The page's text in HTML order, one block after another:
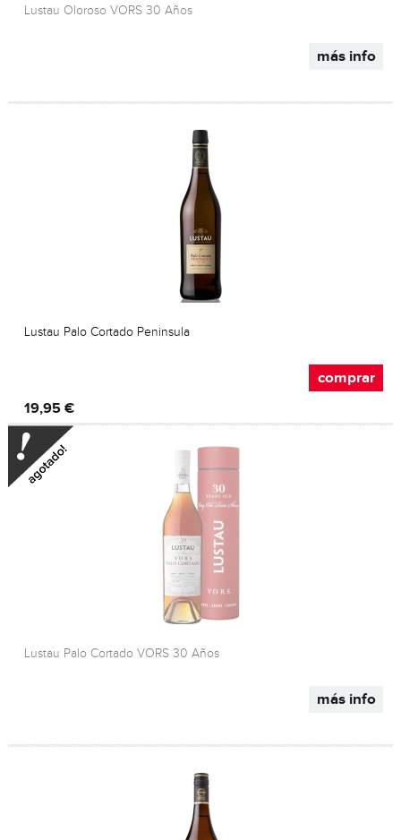
más info
Lustau Oloroso VORS 30 Años
comprar
Lustau Palo Cortado Peninsula
19,95 €
más info
Lustau Palo Cortado VORS 30 Años